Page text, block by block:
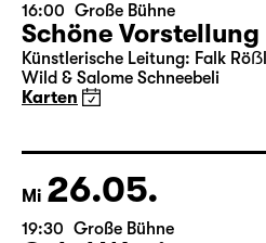
So 23.05.
16:00 Große Bühne
Schöne Vorstellung
Wild & Salome Schneebeli
Karten